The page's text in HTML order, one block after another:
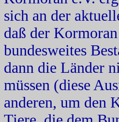
sich an der
daß der
bundesweites
dann die Länder
müssen (diese
anderen, um den